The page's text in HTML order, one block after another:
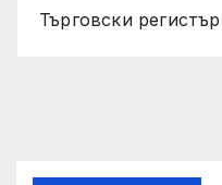
Търговски регистър